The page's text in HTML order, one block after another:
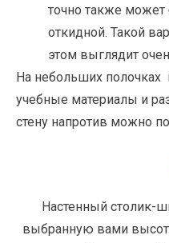
точно также
откидной. Такой
этом выглядит
На небольших
учебные материалы и
стену напротив можно
Настенный столик-
выбранную вами